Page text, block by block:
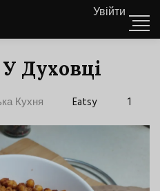
Увійти
Духовці
Кухня Eatsy 1